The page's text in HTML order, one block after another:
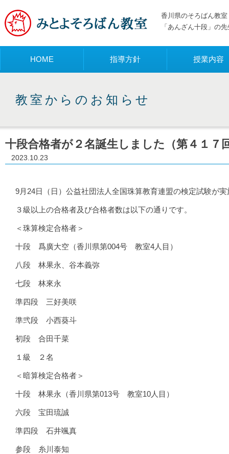
香川県のそろばん教
「あんざん十段」の
HOME 指導方針 授業内容
教室からのお知らせ
十段合格者が２名誕生しました（第４１７
2023.10.23
9月24日（日）公益社団法人全国珠算教育連盟の検定試験が
３級以上の合格者及び合格者数は以下の通りです。
＜珠算検定合格者＞
十段 爲廣大空（香川県第004号 教室4人目）
八段 林果永、谷本義弥
七段 林來永
準四段 三好美咲
準弐段 小西葵斗
初段 合田千菜
１級 ２名
＜暗算検定合格者＞
十段 林果永（香川県第013号 教室10人目）
六段 宝田琉誠
準四段 石井颯真
参段 糸川泰知